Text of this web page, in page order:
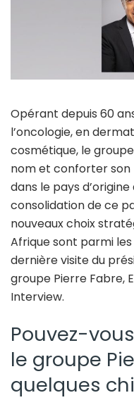
Opérant depuis 60
l’oncologie, en
cosmétique, le
nom et conforter son
dans le pays
consolidation de ce
nouveaux choix
Afrique sont parmi
dernière visite du
groupe Pierre Fabre,
Interview.
Pouvez-
le groupe
quelques